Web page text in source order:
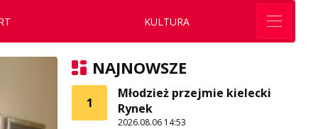
KULTURA
NAJNOWSZE
1
Młodzież przejmie kielecki
Rynek
2026.08.06 14:53